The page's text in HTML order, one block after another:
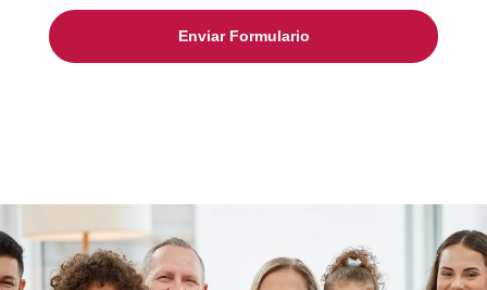
Enviar Formulario